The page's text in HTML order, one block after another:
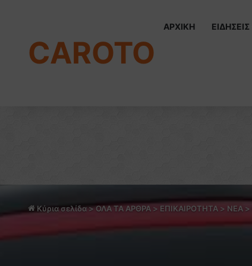
CAROTO
ΑΡΧΙΚΗ ΕΙΔΗΣΕΙΣ
Κύρια σελίδα>ΟΛΑ ΤΑ ΑΡΘΡΑ > ΕΠΙΚΑΙΡΟΤΗΤΑ > NEA >